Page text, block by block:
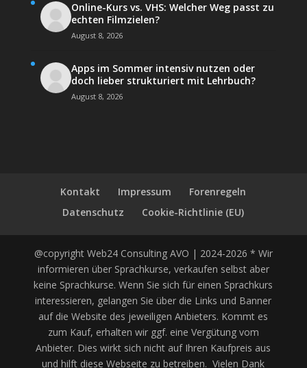
Online-Kurs vs. VHS: Welcher Weg passt zu
echten Filmzielen?
August 8, 2026
Apps im Sommer intensiv nutzen oder
doch lieber strukturiert mit Lehrbuch?
August 8, 2026
Kontakt Impressum
Forenregeln
Datenschutz
Cookie-Richtlinie (EU)
@copyright Web24 Consulting AVO | 2024-2026 * Wir
informieren über Sprachkurse, verkaufen selbst aber
keine Sprachkurse. Wenn Sie sich für einen Sprachkurs
interessieren, gelangen Sie über die Links und Banner
auf die Website des jeweiligen Anbieters. Kommt es
zum Kauf, erhalten wir ggf. eine Vergütung vom
Anbieter. Dies wirkt sich nicht auf Ihren Kaufpreis aus
und hilft diese Webseite zu betreiben. Vielen Dank